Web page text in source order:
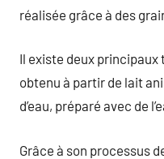
réalisée grâce à des
Il existe deux
obtenu à partir de lait
d’eau, préparé avec de
Grâce à son processus